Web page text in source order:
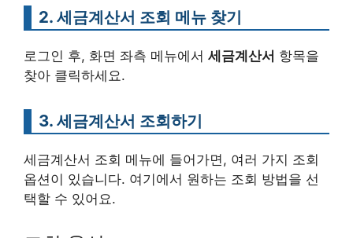
2. 세금계산서 조회 메뉴 찾기
로그인 후, 화면 좌측 메뉴에서 세금계산서 항목을
찾아 클릭하세요.
3. 세금계산서 조회하기
세금계산서 조회 메뉴에 들어가면, 여러 가지 조회
옵션이 있습니다. 여기에서 원하는 조회 방법을 선
택할 수 있어요.